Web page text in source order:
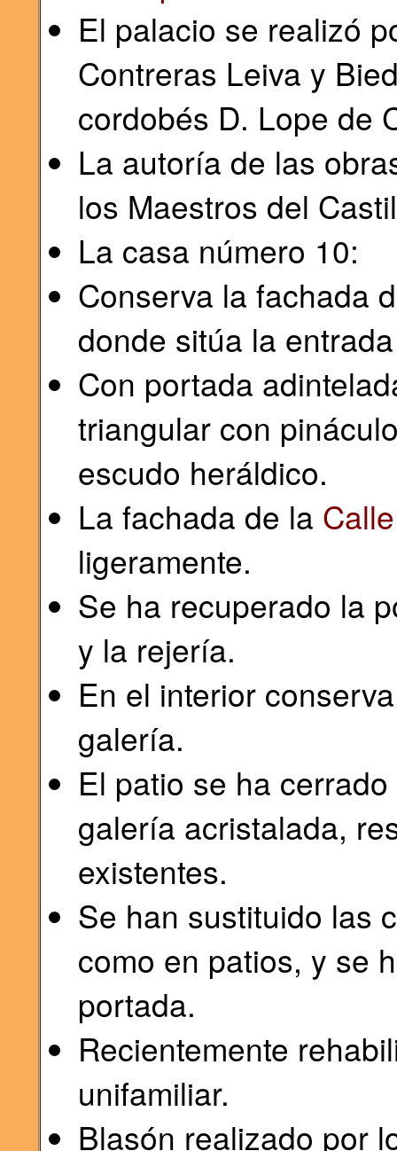
El palacio se realizó
Contreras Leiva y
cordobés D. Lope de
La autoría de las
los Maestros del
La casa número 10:
Conserva la fachada
donde sitúa la
Con portada
triangular con
escudo heráldico.
La fachada de la
ligeramente.
Se ha recuperado la
y la rejería.
En el interior
galería.
El patio se ha
galería acristalada,
existentes.
Se han sustituido las
como en patios, y se
portada.
Recientemente
unifamiliar.
Blasón realizado por